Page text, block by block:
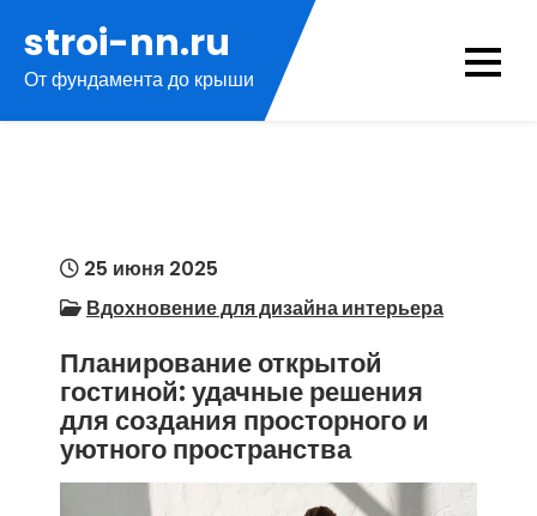
содержимому
stroi-nn.ru
От фундамента до крыши
25 июня 2025
Вдохновение для дизайна интерьера
Планирование открытой
гостиной: удачные решения
для создания просторного и
уютного пространства